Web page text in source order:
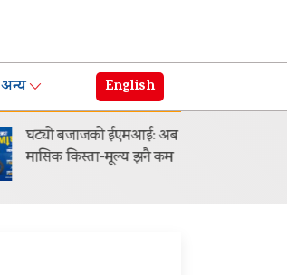
अन्य English
घट्यो बजाजको ईएमआई: अब
मासिक किस्ता-मूल्य झनै कम